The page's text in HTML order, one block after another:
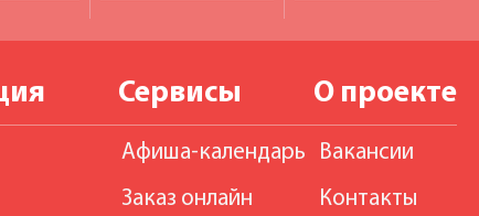
Сервисы О проекте
Афиша-календарь
Заказ онлайн
Вакансии
Контакты